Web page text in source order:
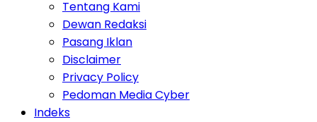
Tentang Kami
Dewan Redaksi
Pasang Iklan
Disclaimer
Privacy Policy
Pedoman Media Cyber
Indeks